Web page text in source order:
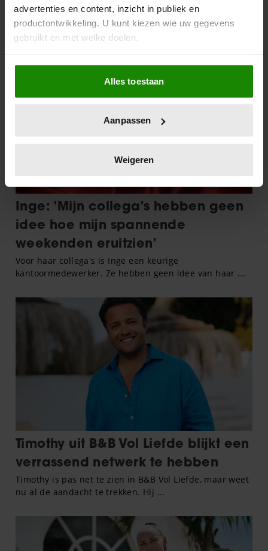
advertenties en content, inzicht in publiek en
productontwikkeling. U kunt kiezen wie uw gegevens
gebruikt en met welke doelen.
Als u het toestaat, willen we ook graag:
Informatie verzamelen over uw geografische
locatie, die tot een paar meter nauwkeurig kan zijn
scannen op specifieke eigenschappen (fingerprinting)
verwerkt en stel uw voorkeuren in het
intrekken in de Cookieverklaring.
We gebruiken cookies om content en advertenties te
personaliseren, om functies voor social media te bieden
en om ons websiteverkeer te analyseren. Ook delen we
informatie over uw gebruik van onze site met onze
partners voor social media, adverteren en analyse. Deze
informatie die u aan ze heeft verstrekt of die ze hebben
verzameld op basis van uw gebruik van hun services. U
gaat akkoord met onze cookies als u onze website blijft
Alles toestaan
Aanpassen
Weigeren